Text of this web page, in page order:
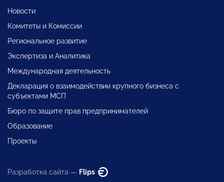
Новости
Комитеты и Комиссии
Региональное развитие
Экспертиза и Аналитика
Международная деятельность
Декларация о взаимодействии крупного бизнеса с
субъектами МСП
Бюро по защите прав предпринимателей
Образование
Проекты
Разработка сайта — Flips